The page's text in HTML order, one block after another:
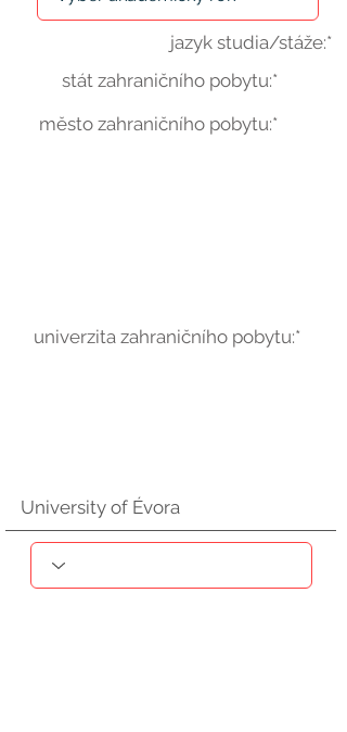
jazyk studia/stáže:*
stát zahraničního pobytu:*
město zahraničního pobytu:*
univerzita zahraničního pobytu:*